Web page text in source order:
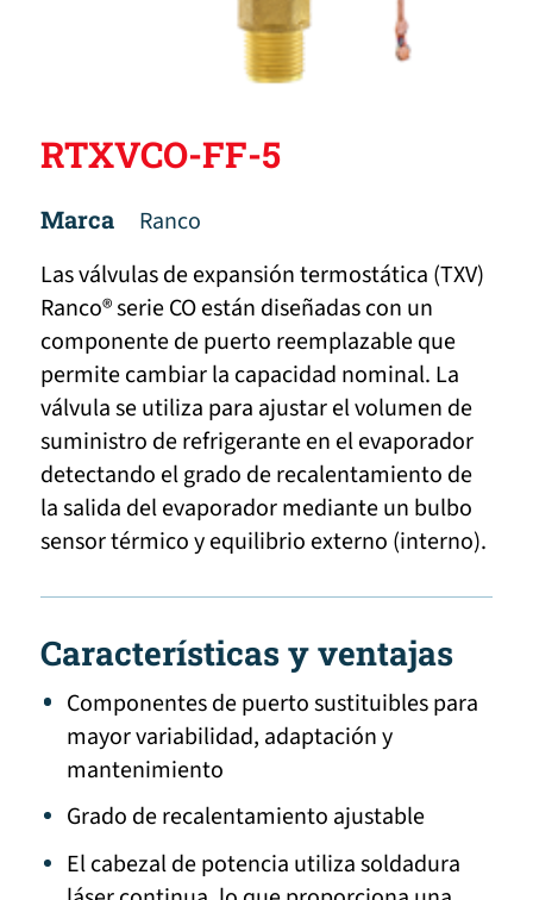
RTXVCO-FF-5
Marca
Ranco
Las válvulas de expansión termostática (TXV)
Ranco® serie CO están diseñadas con un
componente de puerto reemplazable que
permite cambiar la capacidad nominal. La
válvula se utiliza para ajustar el volumen de
suministro de refrigerante en el evaporador
detectando el grado de recalentamiento de
la salida del evaporador mediante un bulbo
sensor térmico y equilibrio externo (interno).
Características y ventajas
Componentes de puerto sustituibles para
mayor variabilidad, adaptación y
mantenimiento
Grado de recalentamiento ajustable
El cabezal de potencia utiliza soldadura